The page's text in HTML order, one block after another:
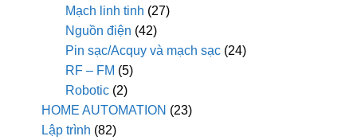
Mạch linh tinh (27)
Nguồn điện (42)
Pin sạc/Acquy và mạch sạc (24)
RF – FM (5)
Robotic (2)
HOME AUTOMATION (23)
Lập trình (82)